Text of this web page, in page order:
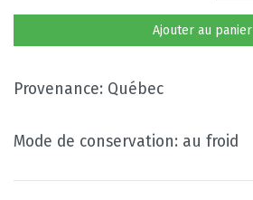
Ajouter au panier
Provenance: Québec
Mode de conservation: au froid